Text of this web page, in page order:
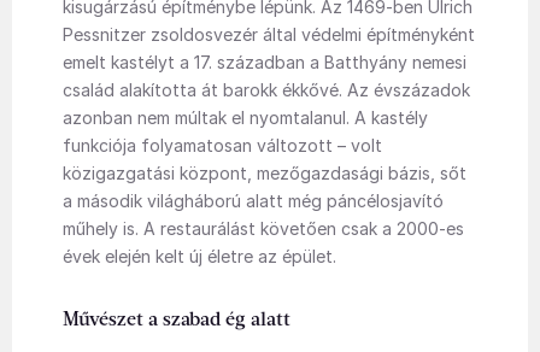
kisugárzású építménybe lépünk. Az 1469-ben Ulrich
Pessnitzer zsoldosvezér által védelmi építményként
emelt kastélyt a 17. században a Batthyány nemesi
család alakította át barokk ékkővé. Az évszázadok
azonban nem múltak el nyomtalanul. A kastély
funkciója folyamatosan változott – volt
közigazgatási központ, mezőgazdasági bázis, sőt
a második világháború alatt még páncélosjavító
műhely is. A restaurálást követően csak a 2000-es
évek elején kelt új életre az épület.
Művészet a szabad ég alatt